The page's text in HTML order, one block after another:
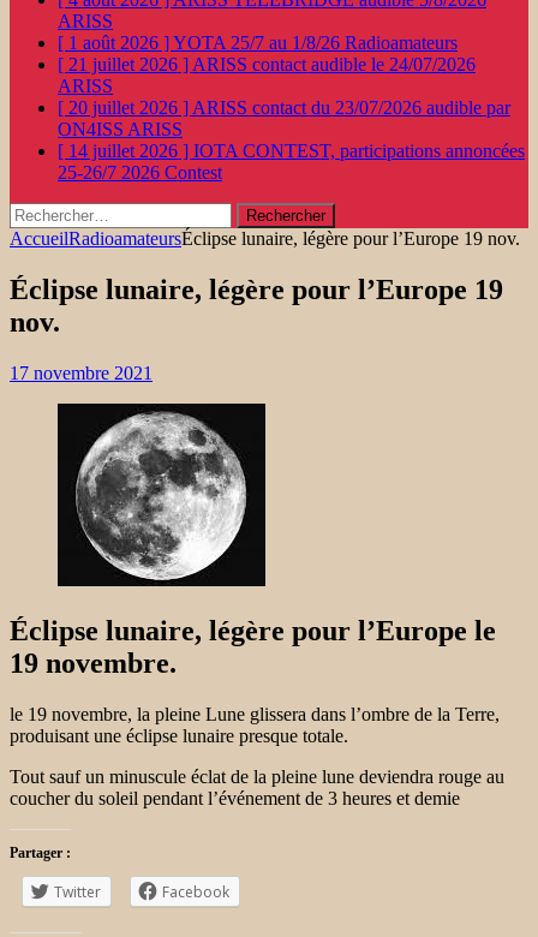
ARISS
[ 1 août 2026 ]YOTA 25/7 au 1/8/26 Radioamateurs
[ 21 juillet 2026 ] ARISS contact audible le 24/07/2026
ARISS
[ 20 juillet 2026 ] ARISS contact du 23/07/2026 audible par
ON4ISS ARISS
[ 14 juillet 2026 ] IOTA CONTEST, participations annoncées
25-26/7 2026 Contest
Rechercher :
AccueilRadioamateursÉclipse lunaire, légère pour l’Europe 19 nov.
Éclipse lunaire, légère pour l’Europe 19
nov.
17 novembre 2021
Éclipse lunaire, légère pour l’Europe le
19 novembre.
le 19 novembre, la pleine Lune glissera dans l’ombre de la Terre,
produisant une éclipse lunaire presque totale.
Tout sauf un minuscule éclat de la pleine lune deviendra rouge au
coucher du soleil pendant l’événement de 3 heures et demie
Partager :
Twitter Facebook